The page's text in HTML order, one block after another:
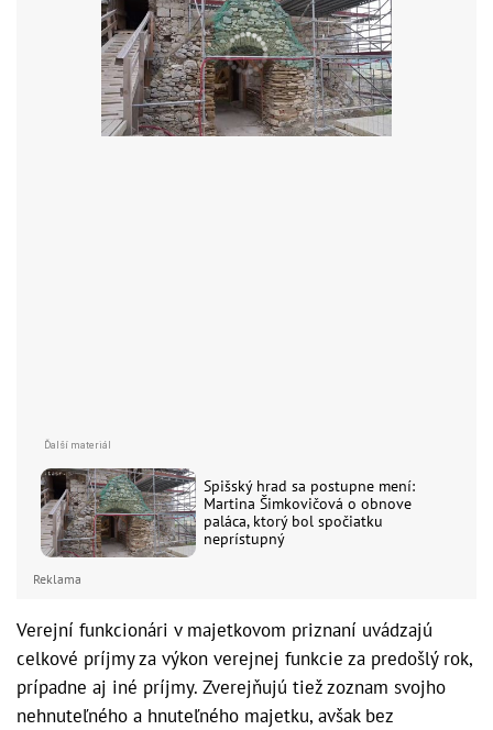
Spišský hrad sa postupne mení:
Martina Šimkovičová o obnove
paláca, ktorý bol spočiatku
neprístupný
Reklama
Verejní funkcionári v majetkovom priznaní uvádzajú
celkové príjmy za výkon verejnej funkcie za predošlý rok,
prípadne aj iné príjmy. Zverejňujú tiež zoznam svojho
nehnuteľného a hnuteľného majetku, avšak bez